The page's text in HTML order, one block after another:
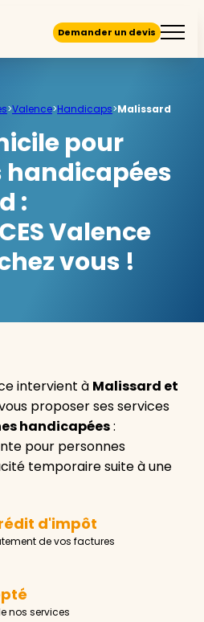
Demander un devis
>Valence>Handicaps>Malissard
pour
handicapées
:
Valence
vous !
intervient à Malissard et
proposer ses services
handicapées:
pour personnes
temporaire suite à une
d'impôt
de vos factures
nos services